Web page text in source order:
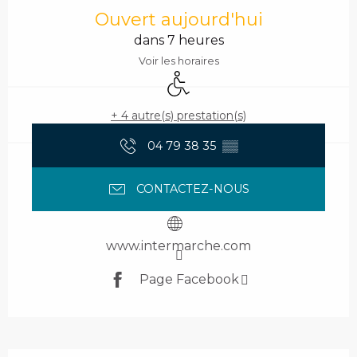
Ouvert aujourd'hui
dans 7 heures
Voir les horaires
Accès handicapés
+ 4 autre(s) prestation(s)
04 79 38 35 ▒▒
CONTACTEZ-NOUS
www.intermarche.com
Page Facebook